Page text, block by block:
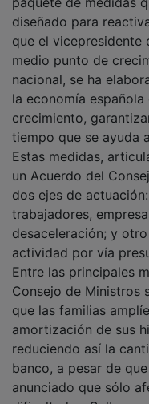
diseñado para
que el vicepresidente
medio punto de
nacional, se ha
la economía
crecimiento,
tiempo que se ayuda
Estas medidas,
un Acuerdo del
dos ejes de
trabajadores,
desaceleración; y
actividad por vía
Entre las principales
Consejo de Ministros
que las familias
amortización de sus
reduciendo así la
banco, a pesar de
anunciado que sólo
dificultades. Solbes